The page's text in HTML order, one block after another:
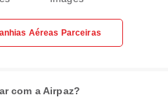
Aéreas Parceiras
com a Airpaz?